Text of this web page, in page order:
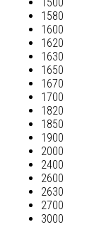
1500
1580
1600
1620
1630
1650
1670
1700
1820
1850
1900
2000
2400
2600
2630
2700
3000